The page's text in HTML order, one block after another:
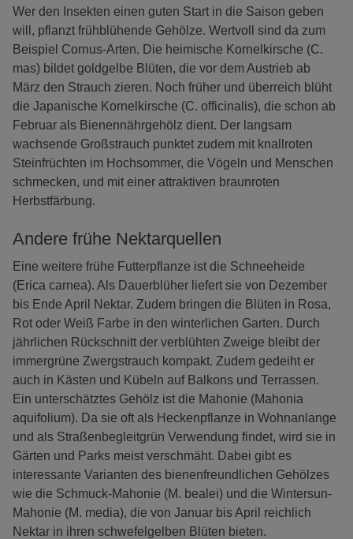
Wer den Insekten einen guten Start in die Saison geben
will, pflanzt frühblühende Gehölze. Wertvoll sind da zum
Beispiel Cornus-Arten. Die heimische Kornelkirsche (C.
mas) bildet goldgelbe Blüten, die vor dem Austrieb ab
März den Strauch zieren. Noch früher und überreich blüht
die Japanische Kornelkirsche (C. officinalis), die schon ab
Februar als Bienennährgehölz dient. Der langsam
wachsende Großstrauch punktet zudem mit knallroten
Steinfrüchten im Hochsommer, die Vögeln und Menschen
schmecken, und mit einer attraktiven braunroten
Herbstfärbung.
Andere frühe Nektarquellen
Eine weitere frühe Futterpflanze ist die Schneeheide
(Erica carnea). Als Dauerblüher liefert sie von Dezember
bis Ende April Nektar. Zudem bringen die Blüten in Rosa,
Rot oder Weiß Farbe in den winterlichen Garten. Durch
jährlichen Rückschnitt der verblühten Zweige bleibt der
immergrüne Zwergstrauch kompakt. Zudem gedeiht er
auch in Kästen und Kübeln auf Balkons und Terrassen.
Ein unterschätztes Gehölz ist die Mahonie (Mahonia
aquifolium). Da sie oft als Heckenpflanze in Wohnanlange
und als Straßenbegleitgrün Verwendung findet, wird sie in
Gärten und Parks meist verschmäht. Dabei gibt es
interessante Varianten des bienenfreundlichen Gehölzes
wie die Schmuck-Mahonie (M. bealei) und die Wintersun-
Mahonie (M. media), die von Januar bis April reichlich
Nektar in ihren schwefelgelben Blüten bieten.